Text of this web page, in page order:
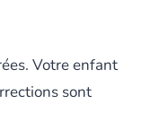
Votre enfant
sont